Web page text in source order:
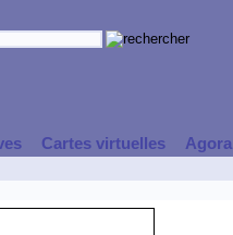
Cartes virtuelles Agora